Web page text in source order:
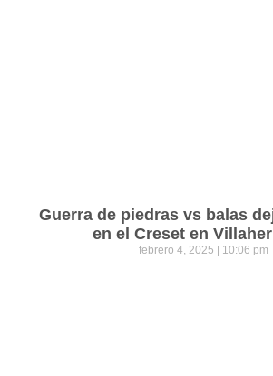
Guerra de piedras vs balas
en el Creset en
febrero 4, 2025 10:06 pm